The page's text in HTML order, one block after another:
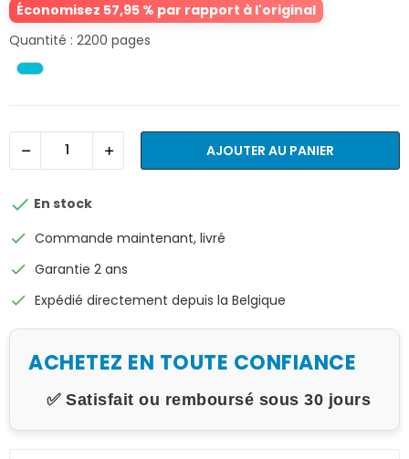
Économisez 57,95 % par rapport à l'original
Quantité : 2200 pages
AJOUTER AU PANIER
 En stock
check Commande maintenant, livré
check Garantie 2 ans
check Expédié directement depuis la Belgique
ACHETEZ EN TOUTE CONFIANCE
✅ Satisfait ou remboursé sous 30 jours